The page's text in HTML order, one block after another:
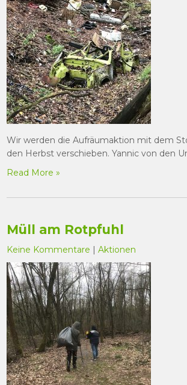
Wir werden die Aufräumaktion mit dem
den Herbst verschieben. Yannic von den
Read More »
Müll am Rotpfuhl
Keine Kommentare |Aktionen